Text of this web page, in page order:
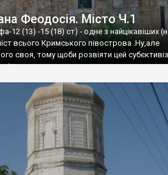
Феодосія. Місто Ч.1
12 (13) -15 (18) ст) - одне з найцікавіших
всього Кримського півострова .Ну,але
своя, тому щоби розвіяти цей
це